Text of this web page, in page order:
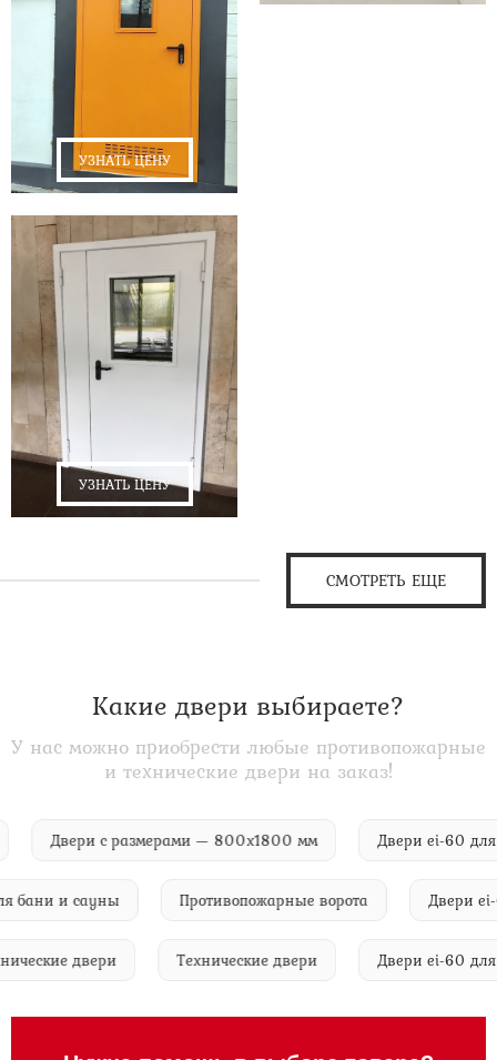
УЗНАТЬ ЦЕНУ
УЗНАТЬ ЦЕНУ
СМОТРЕТЬ ЕЩЕ
Какие двери выбираете?
У нас можно приобрести любые противопожарные
и технические двери на заказ!
Двери с размерами — 800х1800 мм Двери ei-60
и сауны Противопожарные ворота Двери ei-60
двери Технические двери Двери ei-60